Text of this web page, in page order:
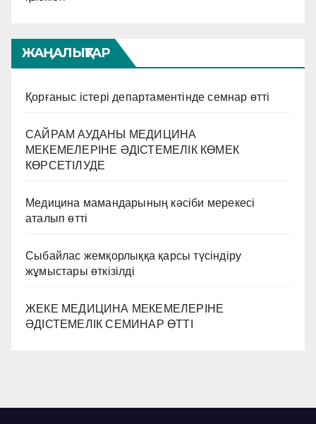
ЖАҢАЛЫҚТАР
Қорғаныс істері департаментінде семнар өтті
САЙРАМ АУДАНЫ МЕДИЦИНА
МЕКЕМЕЛЕРІНЕ ӘДІСТЕМЕЛІК КӨМЕК
КӨРСЕТІЛУДЕ
Медицина мамандарының кәсіби мерекесі
аталып өтті
Сыбайлас жемқорлыққа қарсы түсіндіру
жұмыстары өткізілді
ЖЕКЕ МЕДИЦИНА МЕКЕМЕЛЕРІНЕ
ӘДІСТЕМЕЛІК СЕМИНАР ӨТТІ